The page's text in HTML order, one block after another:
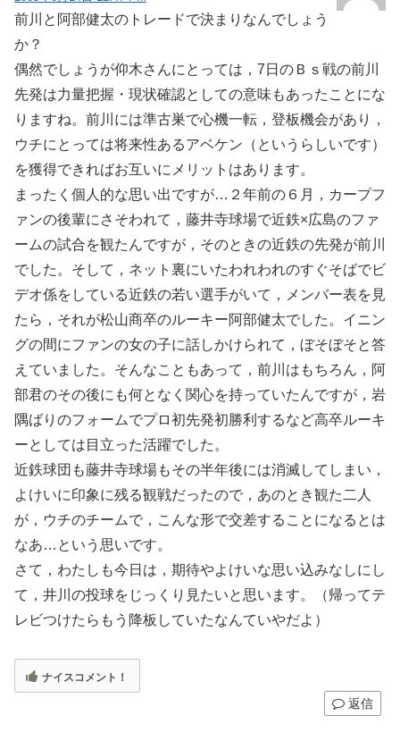
前川と阿部健太のトレードで決まりなんでしょう
か？
偶然でしょうが仰木さんにとっては，7日のＢｓ戦の前川
先発は力量把握・現状確認としての意味もあったことにな
りますね。前川には準古巣で心機一転，登板機会があり，
ウチにとっては将来性あるアベケン（というらしいです）
を獲得できればお互いにメリットはあります。
まったく個人的な思い出ですが…２年前の６月，カープフ
ァンの後輩にさそわれて，藤井寺球場で近鉄×広島のファ
ームの試合を観たんですが，そのときの近鉄の先発が前川
でした。そして，ネット裏にいたわれわれのすぐそばでビ
デオ係をしている近鉄の若い選手がいて，メンバー表を見
たら，それが松山商卒のルーキー阿部健太でした。イニン
グの間にファンの女の子に話しかけられて，ぼそぼそと答
えていました。そんなこともあって，前川はもちろん，阿
部君のその後にも何となく関心を持っていたんですが，岩
隅ばりのフォームでプロ初先発初勝利するなど高卒ルーキ
ーとしては目立った活躍でした。
近鉄球団も藤井寺球場もその半年後には消滅してしまい，
よけいに印象に残る観戦だったので，あのとき観た二人
が，ウチのチームで，こんな形で交差することになるとは
なあ…という思いです。
さて，わたしも今日は，期待やよけいな思い込みなしにし
て，井川の投球をじっくり見たいと思います。（帰ってテ
レビつけたらもう降板していたなんていやだよ）
ナイスコメント！
返信